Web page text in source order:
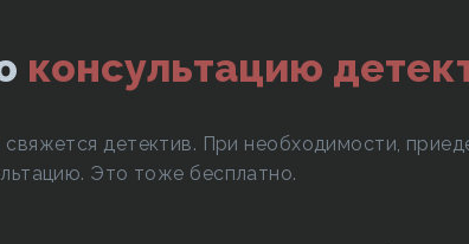
консультацию
детектив. При необходимости,
Это тоже бесплатно.